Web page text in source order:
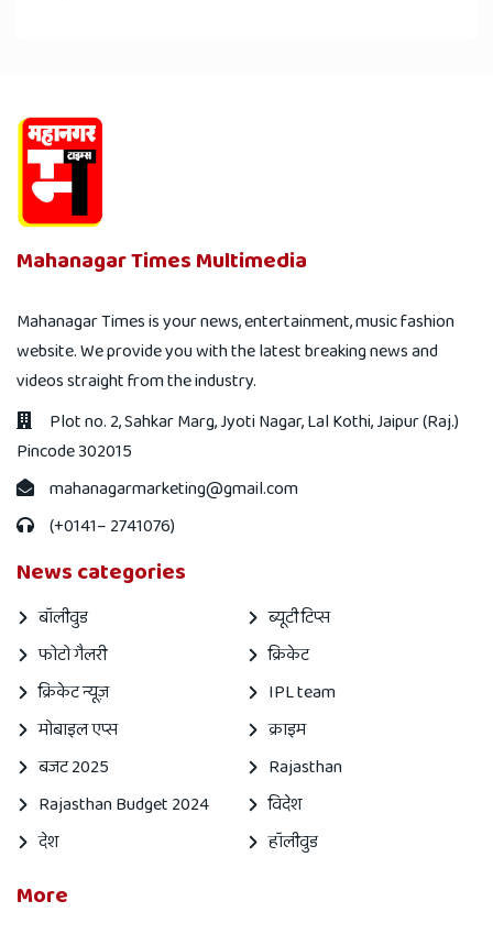
Mahanagar Times Multimedia
Mahanagar Times is your news, entertainment, music fashion
website. We provide you with the latest breaking news and
videos straight from the industry.
Plot no. 2, Sahkar Marg, Jyoti Nagar, Lal Kothi, Jaipur (Raj.)
Pincode 302015
mahanagarmarketing@gmail.com
(+0141– 2741076)
News categories
बॉलीवुड
ब्यूटी टिप्स
फोटो गैलरी
क्रिकेट
क्रिकेट न्यूज़
IPL team
मोबाइल एप्स
क्राइम
बजट 2025
Rajasthan
Rajasthan Budget 2024
विदेश
देश
हॉलीवुड
More